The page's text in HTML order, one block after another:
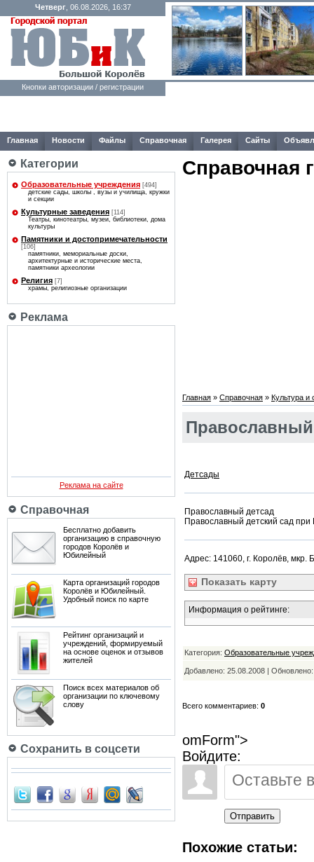
Четверг, 06.08.2026, 16:37
Кнопки авторизации / регистрации
Главная Новости Файлы Справочная Галерея Сайты
Категории
Образовательные учреждения [494]
детские сады, школы , вузы и училища, кружки
и секции
Культурные заведения [114]
Театры, кинотеатры, музеи, библиотеки, дома
культуры
Памятники и достопримечательности
[106]
памятники, мемориальные доски,
архитектурные и исторические места,
памятники археологии
Религия [7]
храмы, религиозные организации
Реклама
Реклама на сайте
Справочная
Бесплатно добавить
организацию в справочную
городов Королёв и
Юбилейный
Карта организаций городов
Королёв и Юбилейный.
Удобный поиск по карте
Рейтинг организаций и
учреждений, формируемый
на основе оценок и отзывов
жителей
Поиск всех материалов об
организации по ключевому
слову
Сохранить в соцсети
Справочная
Главная » Справочная » Культура и
Детсады
Православный детсад
Православный детский сад
Адрес: 141060, г. Королёв,
Показать карту
Информация о рейтинге:
Категория: Образовательные
Добавлено: 25.08.2008 |
Всего комментариев: 0
omForm">
Войдите:
Отправить
Похожие статьи: